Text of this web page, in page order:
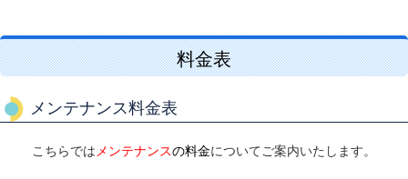
料金表
メンテナンス料金表
こちらでは メンテナンスの料金についてご案内いたします。